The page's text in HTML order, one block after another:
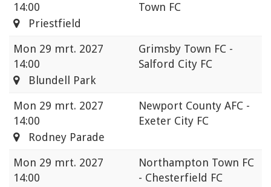
14:00
Town FC
Priestfield
Mon 29 mrt. 2027
14:00
Grimsby Town FC -
Salford City FC
Blundell Park
Mon 29 mrt. 2027
14:00
Newport County AFC -
Exeter City FC
Rodney Parade
Mon 29 mrt. 2027
14:00
Northampton Town FC
- Chesterfield FC